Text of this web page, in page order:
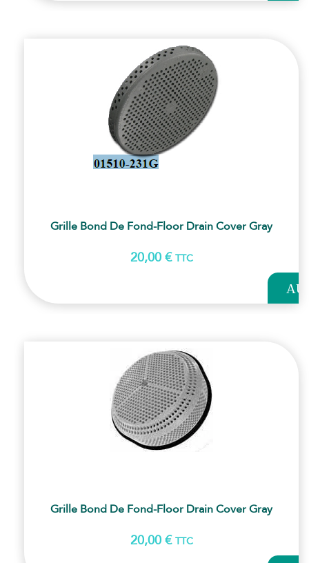
Grille Bond De Fond-Floor Drain Cover Gray
20,00 € TTC
AU
Grille Bond De Fond-Floor Drain Cover Gray
20,00 € TTC